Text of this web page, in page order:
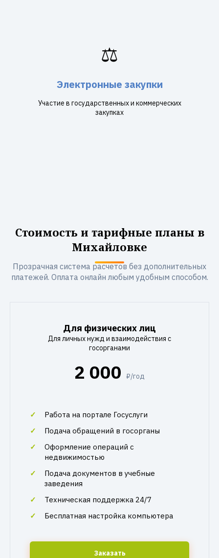
⚖️
Электронные закупки
Участие в государственных и коммерческих
закупках
Стоимость и тарифные планы в
Михайловке
Прозрачная система расчетов без дополнительных
платежей. Оплата онлайн любым удобным способом.
Для физических лиц
Для личных нужд и взаимодействия с
госорганами
2 000 ₽/год
Работа на портале Госуслуги
Подача обращений в госорганы
Оформление операций с
недвижимостью
Подача документов в учебные
заведения
Техническая поддержка 24/7
Бесплатная настройка компьютера
Заказать